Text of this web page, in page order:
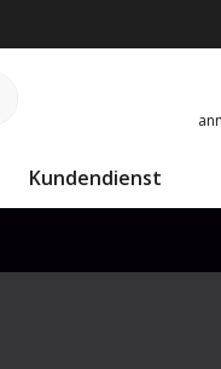
Kundendienst